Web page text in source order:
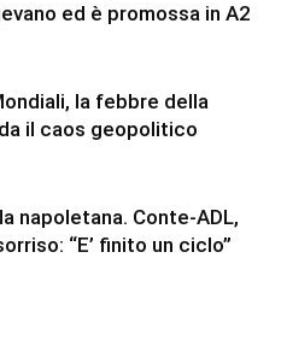
ed è promossa in A2
la febbre della
il caos geopolitico
napoletana. Conte-ADL,
“E’ finito un ciclo”